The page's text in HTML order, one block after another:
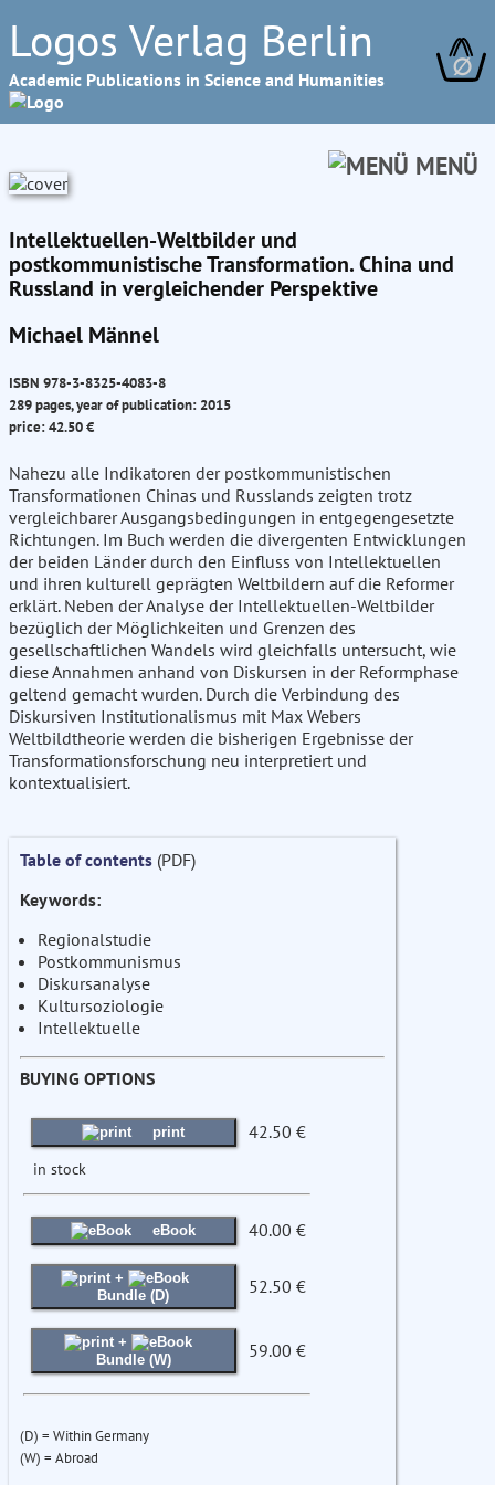
Logos Verlag Berlin
Academic Publications in Science and Humanities ∅
MENÜ
Intellektuellen-Weltbilder und
postkommunistische Transformation. China und
Russland in vergleichender Perspektive
Michael Männel
ISBN 978-3-8325-4083-8
289 pages, year of publication: 2015
price: 42.50 €
Nahezu alle Indikatoren der postkommunistischen
Transformationen Chinas und Russlands zeigten trotz
vergleichbarer Ausgangsbedingungen in entgegengesetzte
Richtungen. Im Buch werden die divergenten Entwicklungen
der beiden Länder durch den Einfluss von Intellektuellen
und ihren kulturell geprägten Weltbildern auf die Reformer
erklärt. Neben der Analyse der Intellektuellen-Weltbilder
bezüglich der Möglichkeiten und Grenzen des
gesellschaftlichen Wandels wird gleichfalls untersucht, wie
diese Annahmen anhand von Diskursen in der Reformphase
geltend gemacht wurden. Durch die Verbindung des
Diskursiven Institutionalismus mit Max Webers
Weltbildtheorie werden die bisherigen Ergebnisse der
Transformationsforschung neu interpretiert und
kontextualisiert.
Table of contents (PDF)
Keywords:
Regionalstudie
Postkommunismus
Diskursanalyse
Kultursoziologie
Intellektuelle
BUYING OPTIONS
print 42.50 €
in stock
eBook 40.00 €
+
Bundle (D)
52.50 €
+
Bundle (W)
59.00 €
(D) = Within Germany
(W) = Abroad